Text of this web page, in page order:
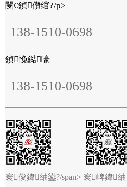
閿€鍞儹绾?/p>
138-1510-0698
鍞悗鐑嚎
138-1510-0698
寰俊鍏紬鍙?/span> 寰崥鍏紬